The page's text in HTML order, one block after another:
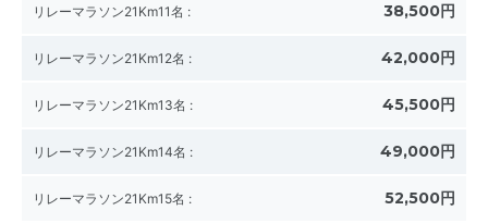
リレーマラソン21Km11名 : 38,500円
リレーマラソン21Km12名 : 42,000円
リレーマラソン21Km13名 : 45,500円
リレーマラソン21Km14名 : 49,000円
リレーマラソン21Km15名 : 52,500円